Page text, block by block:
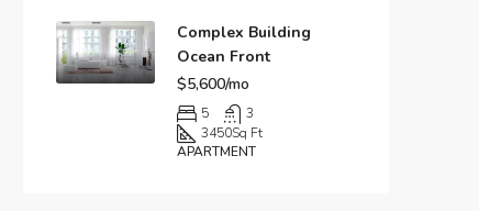
Complex Building
Ocean Front
$5,600/mo
5
3
3450Sq Ft
APARTMENT